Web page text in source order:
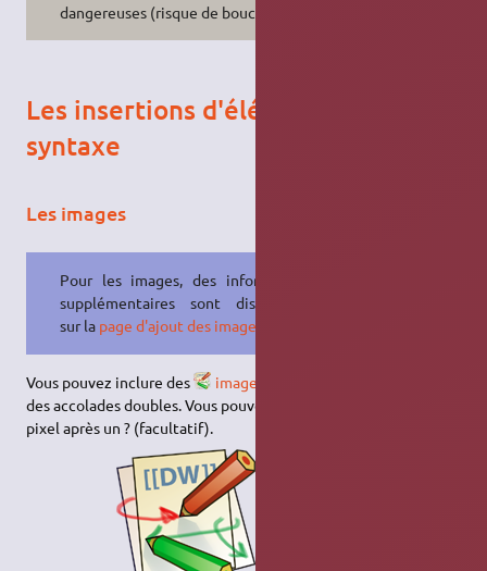
dangereuses (risque de boucle).
Les insertions d'éléments de
syntaxe
Les images
Pour les images, des informations
supplémentaires sont disponibles
sur la page d'ajout des images
Vous pouvez inclure des images
des accolades doubles. Vous pouvez spécifier leur taille en
pixel après un ? (facultatif).